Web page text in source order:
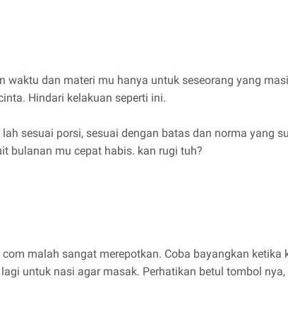
waktu dan materi mu hanya untuk seseorang yang
Hindari kelakuan seperti ini.
sesuai porsi, sesuai dengan batas dan norma yang
bulanan mu cepat habis. kan rugi tuh?
malah sangat merepotkan. Coba bayangkan
untuk nasi agar masak. Perhatikan betul tombol